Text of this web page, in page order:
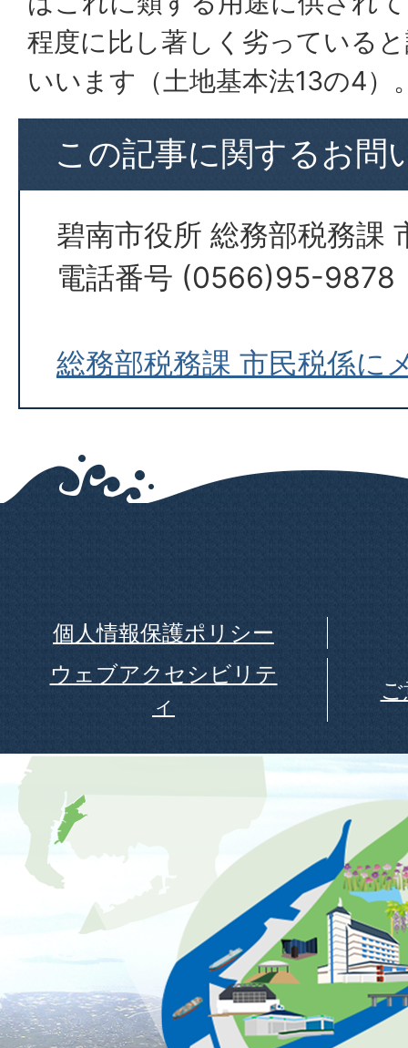
程度に比し著しく劣っている
いいます（土地基本法13の4）
この記事に関するお問
碧南市役所 総務部税務課
電話番号 (0566)95-9878
総務部税務課 市民税係に
個人情報保護ポリシー
ウェブアクセシビリテ
ィ